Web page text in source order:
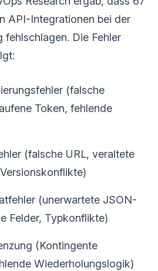
API-Integrationen bei der
fehlschlagen. Die Fehler
(falsche
Token, fehlende
(falsche URL, veraltete
(unerwartete JSON-
Felder, Typkonflikte)
(Kontingente
Wiederholungslogik)